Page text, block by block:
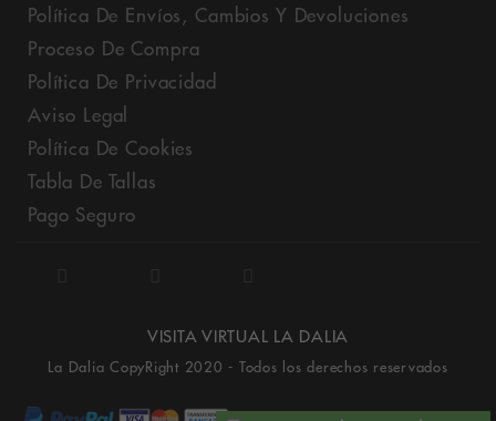
Política De Envíos, Cambios Y Devoluciones
Proceso De Compra
Política De Privacidad
Aviso Legal
Política De Cookies
Tabla De Tallas
Pago Seguro
VISITA VIRTUAL LA DALIA
La Dalia CopyRight 2020 - Todos los derechos reservados